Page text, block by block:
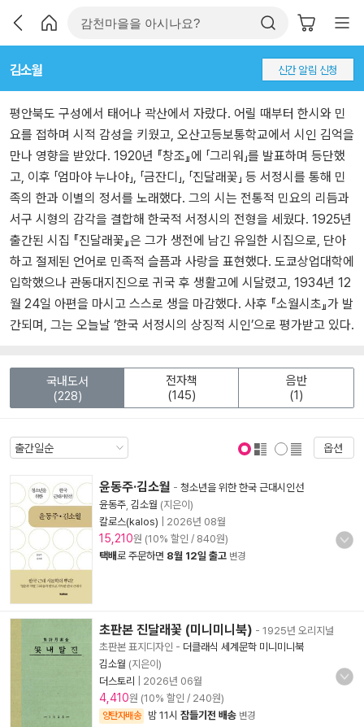
김소월 신간 알림 신청
평안북도 구성에서 태어나 곽산에서 자랐다. 어릴 때부터 한시와 민
요를 접하며 시적 감성을 키웠고, 오산고등보통학교에서 시인 김억을
만나 영향을 받았다. 1920년 『창조』에 「그리워」를 발표하며 등단했
고, 이후 「엄마야 누나야」, 「금잔디」, 「진달래꽃」 등 서정시를 통해 민
족의 한과 이별의 정서를 노래했다. 그의 시는 전통적 민요의 리듬과
서구 시형의 감각을 결합해 한국적 서정시의 전형을 세웠다. 1925년
출간된 시집 『진달래꽃』은 그가 생전에 남긴 유일한 시집으로, 단아
하고 절제된 언어로 민족적 슬픔과 사랑을 표현했다. 도쿄상업대학에
입학했으나 관동대지진으로 귀국 후 생활고에 시달렸고, 1934년 12
월 24일 아편을 마시고 스스로 생을 마감했다. 사후 『소월시초』가 발
간되며, 그는 오늘날 ‘한국 서정시의 상징적 시인’으로 평가받고 있다.
국내도서
(228)
전자책
(145)
음반
(1)
옵션
윤동주·김소월 - 청소년을 위한 한국 근대시인선
윤동주 김소월 (지은이)
칼로스(kalos)
2026년 08월
15,210원 (10% 할인 / 840원)
택배로 주문하면 8월 12일 출고 변경
초판본 진달래꽃 (미니미니북) - 1925년 오리지널
초판본 표지디자인 - 더클래식 세계문학 미니미니북
김소월 (지은이)
더스토리
2026년 06월
4,410원 (10% 할인 / 240원)
양탄자배송 밤 11시 잠들기전 배송 변경